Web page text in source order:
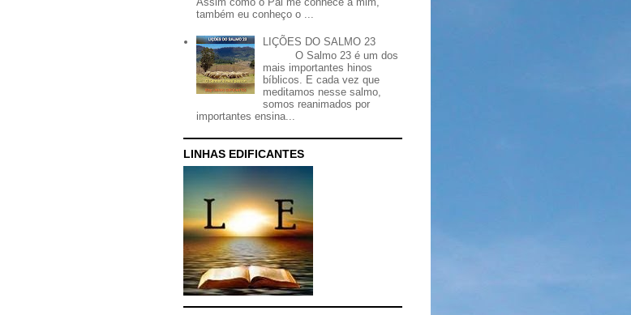
também eu conheço o ...
LIÇÕES DO SALMO 23
O Salmo 23 é um dos
mais importantes hinos
bíblicos. E cada vez que
meditamos nesse salmo,
somos reanimados por
importantes ensina...
LINHAS EDIFICANTES